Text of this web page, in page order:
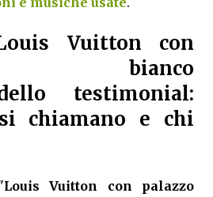
Vuitton con
bianco
testimonial:
chiamano e chi
Louis Vuitton con palazzo